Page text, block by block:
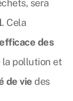
sera
. Cela
des
la pollution et
de vie des